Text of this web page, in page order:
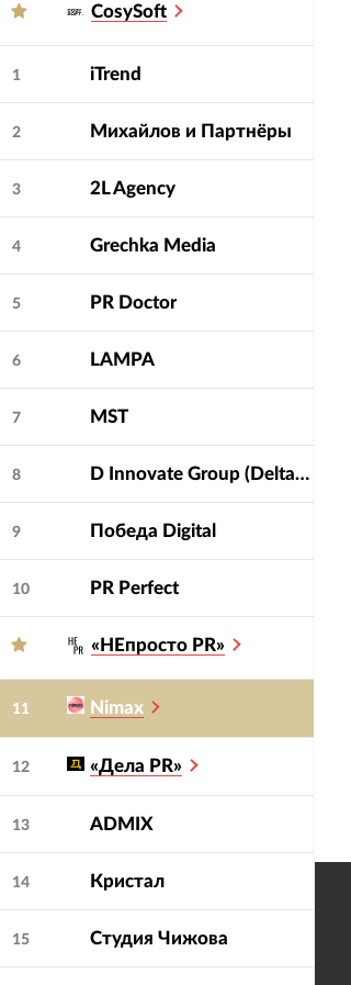
CosySoft
1 iTrend
2 Михайлов и Партнёры
3 2L Agency
4 Grechka Media
5 PR Doctor
6 LAMPA
7 MST
8 D Innovate Group (DeltaClick, Soda, Dinamica, Bench!, Deltaplan, Cube)
9 Победа Digital
10 PR Perfect
«НЕпросто PR»
11 Nimax
12 «Дела PR»
13 ADMIX
14 Кристал
15 Студия Чижова